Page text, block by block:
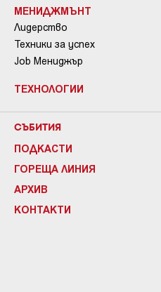
МЕНИДЖМЪНТ
Лидерство
Техники за успех
Job Мениджър
ТЕХНОЛОГИИ
СЪБИТИЯ
ПОДКАСТИ
ГОРЕЩА ЛИНИЯ
АРХИВ
КОНТАКТИ